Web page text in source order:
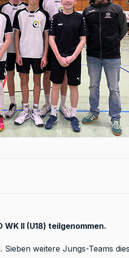
II (U18) teilgenommen.
weitere Jungs-Teams